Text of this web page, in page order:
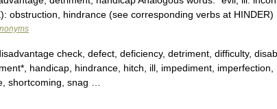
obstruction, hindrance (see corresponding verbs at HINDER)
check, defect, deficiency, detriment, difficulty,
handicap, hindrance, hitch, ill, impediment, imperfection,
shortcoming, snag …